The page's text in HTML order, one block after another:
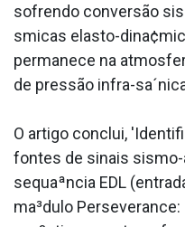
sofrendo conversão
smicas elasto-
permanece na
de pressão infra-
O artigo conclui,
fontes de sinais
sequaªncia EDL
ma³dulo